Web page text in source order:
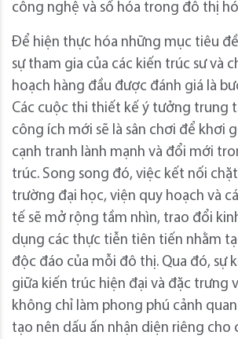
công nghệ và số hóa trong đô thị
Để hiện thực hóa những mục tiêu
sự tham gia của các kiến trúc sư và
hoạch hàng đầu được đánh giá là
Các cuộc thi thiết kế ý tưởng trung
công ích mới sẽ là sân chơi để khơi
cạnh tranh lành mạnh và đổi mới
trúc. Song song đó, việc kết nối
trường đại học, viện quy hoạch và
tế sẽ mở rộng tầm nhìn, trao đổi
dụng các thực tiễn tiên tiến nhằm
độc đáo của mỗi đô thị. Qua đó, sự
giữa kiến trúc hiện đại và đặc trưng
không chỉ làm phong phú cảnh
tạo nên dấu ấn nhận diện riêng cho